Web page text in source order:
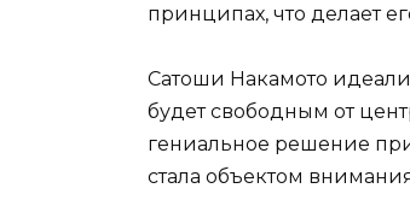
принципах, что делает
Сатоши Накамото
будет свободным от
гениальное решение
стала объектом